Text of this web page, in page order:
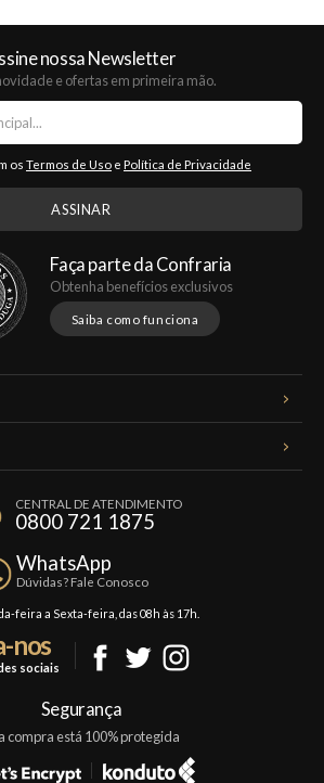
nossa Newsletter
e ofertas em primeira mão.
os Termos de Uso e Política de Privacidade
Faça parte da Confraria
Obtenha benefícios exclusivos
Saiba como funciona
CENTRAL DE ATENDIMENTO
0800 721 1875
WhatsApp
Dúvidas? Fale Conosco
feira a Sexta-feira, das 08h às 17h.
nos
sociais
Segurança
compra está 100% protegida